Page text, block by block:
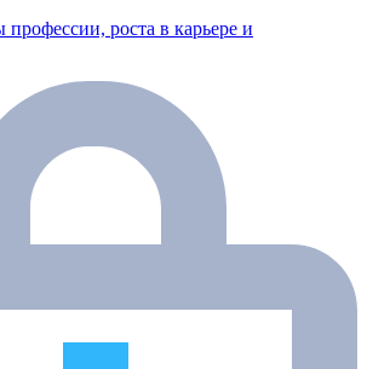
роста в карьере и